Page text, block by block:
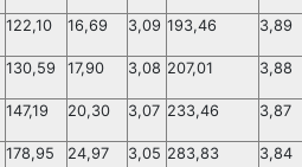
122,10 16,69 3,09 193,46 3,89
130,59 17,90 3,08 207,01 3,88
147,19 20,30 3,07 233,46 3,87
178,95 24,97 3,05 283,83 3,84